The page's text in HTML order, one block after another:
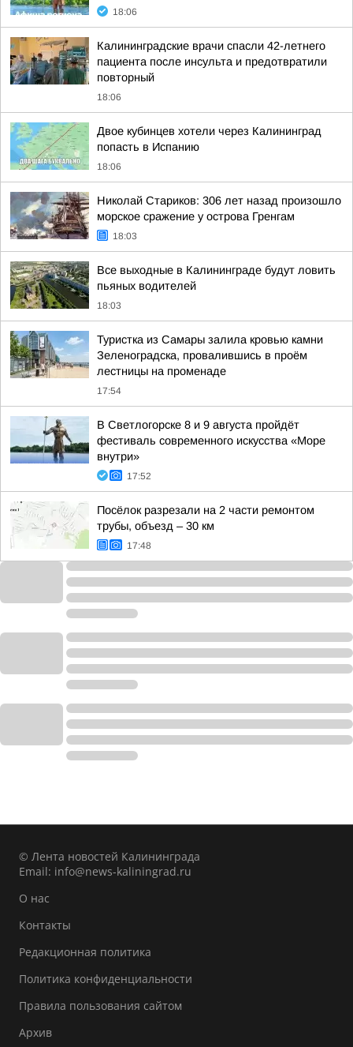
18:06
Калининградские врачи спасли 42-летнего
пациента после инсульта и предотвратили
повторный
18:06
Двое кубинцев хотели через Калининград
попасть в Испанию
18:06
Николай Стариков: 306 лет назад произошло
морское сражение у острова Гренгам
18:03
Все выходные в Калининграде будут ловить
пьяных водителей
18:03
Туристка из Самары залила кровью камни
Зеленоградска, провалившись в проём
лестницы на променаде
17:54
В Светлогорске 8 и 9 августа пройдёт
фестиваль современного искусства «Море
внутри»
17:52
Посёлок разрезали на 2 части ремонтом
трубы, объезд – 30 км
17:48
© Лента новостей Калининграда
Email: info@news-kaliningrad.ru
О нас
Контакты
Редакционная политика
Политика конфиденциальности
Правила пользования сайтом
Архив